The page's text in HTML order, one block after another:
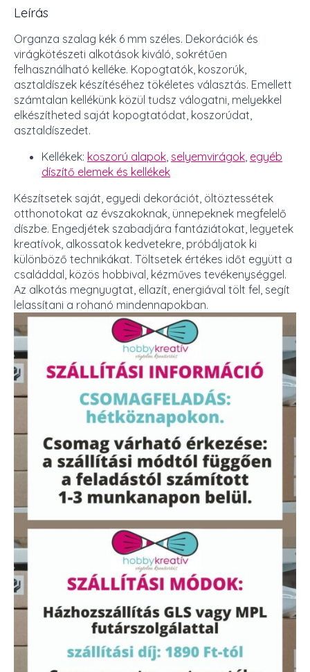
Leírás
Organza szalag kék 6 mm széles. Dekorációk és
virágkötészeti alkotások kiváló, sokrétűen
felhasználható kelléke. Kopogtatók, koszorúk,
asztaldíszek készítéséhez tökéletes választás. Emellett
számtalan kellékünk közül tudsz válogatni, melyekkel
elkészítheted saját kopogtatódat, koszorúdat,
asztaldíszedet.
Kellékek: koszorú alapok, selyemvirágok, egyéb
díszítő elemek és kellékek
Készítsetek saját, egyedi dekorációt, öltöztessétek
otthonotokat az évszakoknak, ünnepeknek megfelelő
díszbe. Engedjétek szabadjára fantáziátokat, legyetek
kreatívok, alkossatok kedvetekre, próbáljatok ki
különböző technikákat. Töltsetek értékes időt együtt a
családdal, közös hobbival, kézműves tevékenységgel.
Az alkotás megnyugtat, ellazít, energiával tölt fel, segít
lelassítani a rohanó mindennapokban.